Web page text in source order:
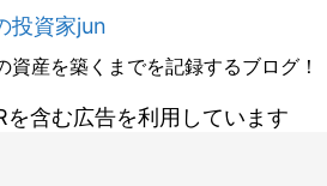
投資家jun
産を築くまでを記録するブログ！
含む広告を利用しています